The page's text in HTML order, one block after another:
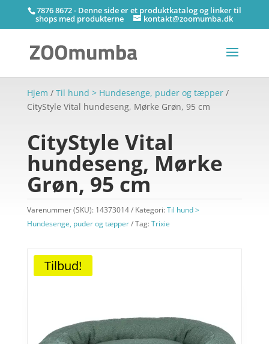
7876 8672 - Denne side er et produktkatalog og linker til
shops med produkterne kontakt@zoomumba.dk
Hjem / Til hund > Hundesenge, puder og tæpper/
CityStyle Vital hundeseng, Mørke Grøn, 95 cm
CityStyle Vital
hundeseng, Mørke
Grøn, 95 cm
Varenummer (SKU): 14373014 Kategori:Til hund >
Hundesenge, puder og tæpper
Tag:Trixie
Tilbud!